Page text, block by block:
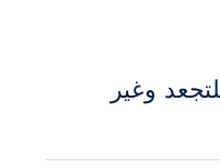
وغير